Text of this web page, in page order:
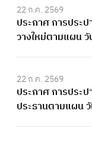
22 ก.ค. 2569
ประกาศ การประ
วางใหม่ตามแผน
22 ก.ค. 2569
ประกาศ การประ
ประธานตามแผน